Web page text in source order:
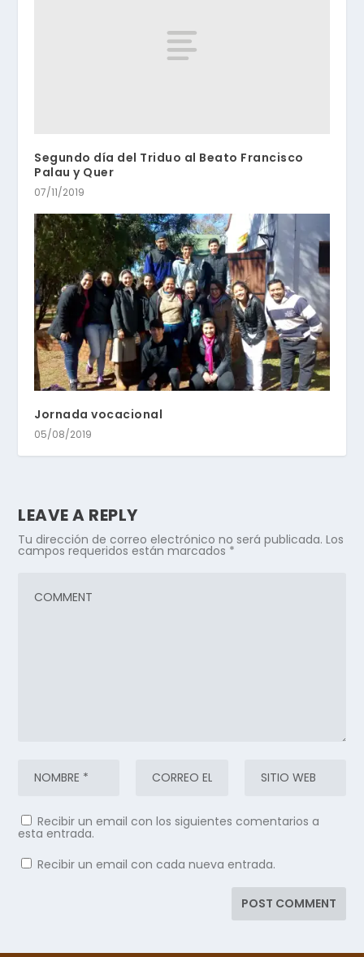
Segundo día del Triduo al Beato Francisco
Palau y Quer
07/11/2019
Jornada vocacional
05/08/2019
LEAVE A REPLY
Tu dirección de correo electrónico no será publicada. Los
campos requeridos están marcados *
Recibir un email con los siguientes comentarios a
esta entrada.
Recibir un email con cada nueva entrada.